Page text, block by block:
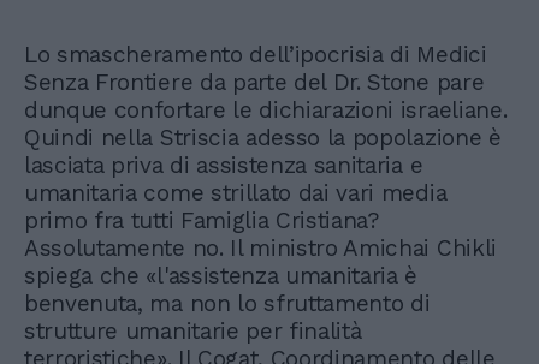
Lo smascheramento dell’ipocrisia di Medici
Senza Frontiere da parte del Dr. Stone pare
dunque confortare le dichiarazioni israeliane.
Quindi nella Striscia adesso la popolazione è
lasciata priva di assistenza sanitaria e
umanitaria come strillato dai vari media
primo fra tutti Famiglia Cristiana?
Assolutamente no. Il ministro Amichai Chikli
spiega che «l'assistenza umanitaria è
benvenuta, ma non lo sfruttamento di
strutture umanitarie per finalità
terroristiche». Il Cogat, Coordinamento delle